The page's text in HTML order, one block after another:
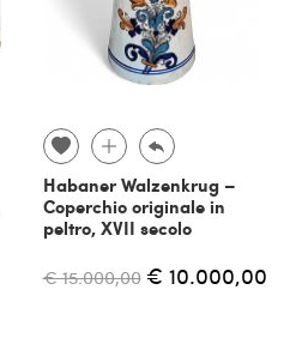
Habaner Walzenkrug –
Coperchio originale in
peltro, XVII secolo
€ 15.000,00 € 10.000,00